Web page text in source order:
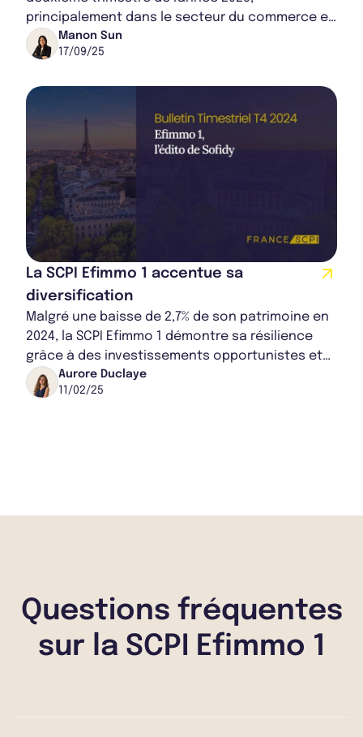
principalement dans le secteur du commerce et
de la logistique. Elle prévoit un dividende annu...
Manon Sun
17/09/25
La SCPI Efimmo 1 accentue sa
diversification
Malgré une baisse de 2,7% de son patrimoine en
2024, la SCPI Efimmo 1 démontre sa résilience
grâce à des investissements opportunistes et
une diversification croissante. Avec 50 M€...
Aurore Duclaye
11/02/25
Questions fréquentes
sur la SCPI Efimmo 1